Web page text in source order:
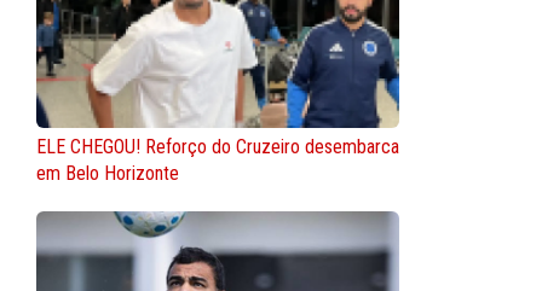
ELE CHEGOU! Reforço do Cruzeiro desembarca
em Belo Horizonte